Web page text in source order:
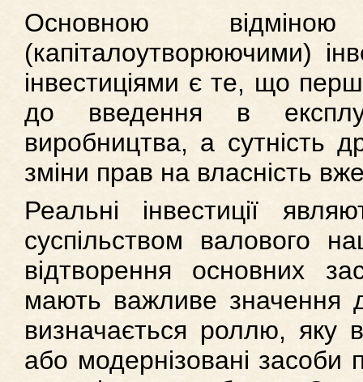
Основною
(капіталоутворюючими)
інвестиціями є те, що
до введення в
виробництва, а сутність
зміни прав на власність
Реальні інвестиції
суспільством валового
відтворення основних
мають важливе значення
визначається роллю, яку
або модернізовані засоби